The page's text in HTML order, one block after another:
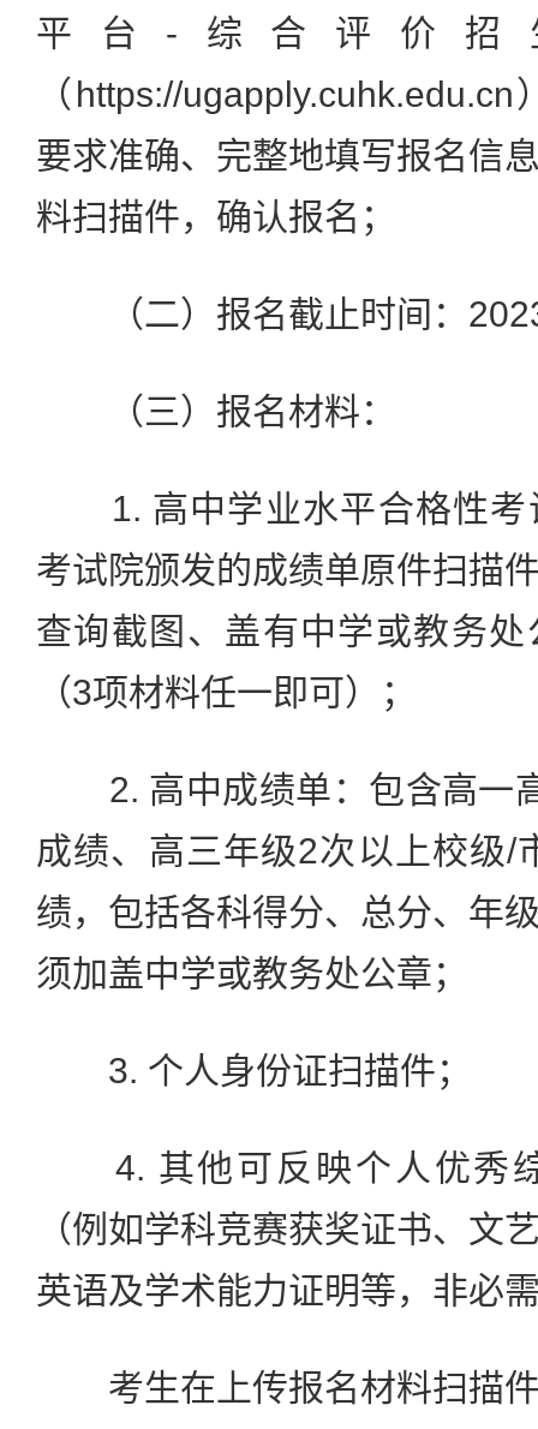
平台-综合评价招
（https://
要求准确、完整地填写报名信
料扫描件，确认报名；
（二）报名截止时间：
（三）报名材料：
1. 高中学业水平合格性考
考试院颁发的成绩单原件扫描
查询截图、盖有中学或教务
（3项材料任一即可）；
2. 高中成绩单：包含高一
成绩、高三年级2次以上校级/
绩，包括各科得分、总分、年
须加盖中学或教务处公章；
3. 个人身份证扫描件；
4. 其他可反映个人优秀
（例如学科竞赛获奖证书、文
英语及学术能力证明等，非必
考生在上传报名材料扫描件